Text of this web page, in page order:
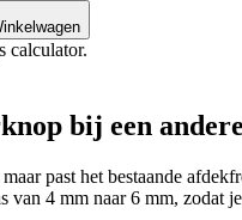
calculator.
bij een
past het bestaande
van 4 mm naar 6 mm, zodat